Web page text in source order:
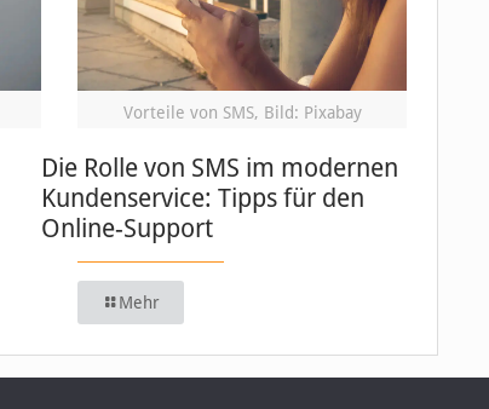
Vorteile von SMS, Bild: Pixabay
Die Rolle von SMS im modernen
Kundenservice: Tipps für den
Online-Support
Mehr